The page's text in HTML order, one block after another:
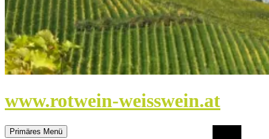
www.rotwein-weisswein.at
Primäres Menü